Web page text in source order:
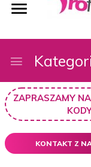
ZAPRASZAMY
KONTAKT Z